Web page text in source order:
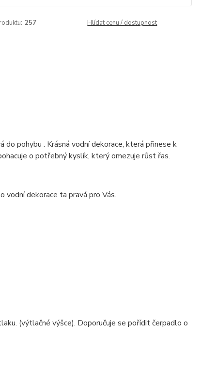
257 Hlídat cenu / dostupnost
pohybu . Krásná vodní dekorace, která přinese k
o potřebný kyslík, který omezuje růst řas.
vodní dekorace ta pravá pro Vás.
(výtlačné výšce). Doporučuje se pořídit čerpadlo o